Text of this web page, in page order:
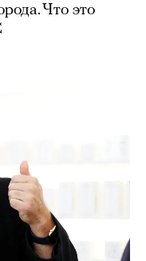
Что это